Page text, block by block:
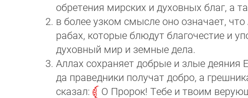
обретения мирских и духовных благ, а
в более узком смысле оно означает,
рабах, которые блюдут благочестие и
духовный мир и земные дела.
Аллах сохраняет добрые и злые деяния
да праведники получат добро, а
сказал:
О Пророк! Тебе и твоим